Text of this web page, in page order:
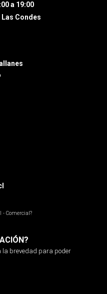
a 19:00
Las Condes
Comercial?
la brevedad para poder